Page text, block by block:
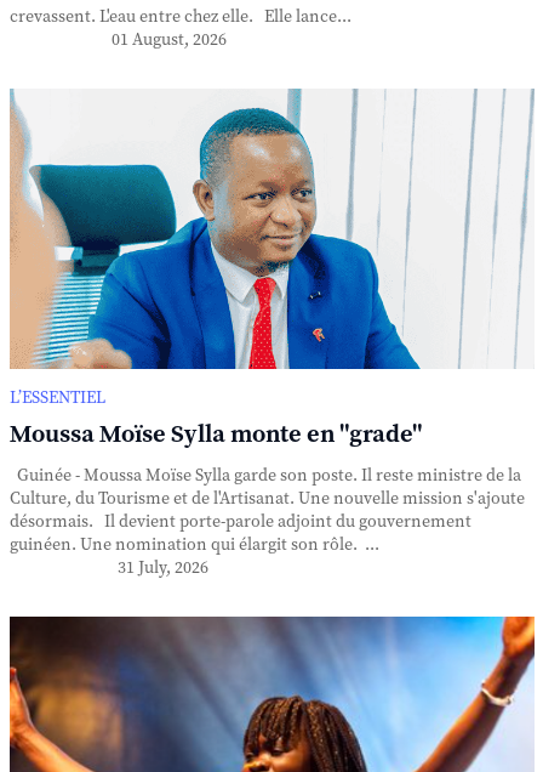
crevassent. L'eau entre chez elle. Elle lance...
01 August, 2026
L’ESSENTIEL
Moussa Moïse Sylla monte en "grade"
Guinée - Moussa Moïse Sylla garde son poste. Il reste ministre de la
Culture, du Tourisme et de l'Artisanat. Une nouvelle mission s'ajoute
désormais. Il devient porte-parole adjoint du gouvernement
guinéen. Une nomination qui élargit son rôle. ...
31 July, 2026